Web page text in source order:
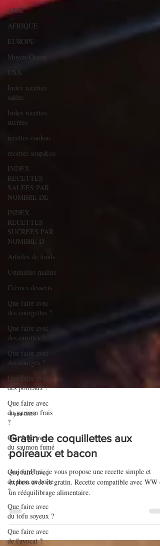
ASIE
AFRIQUE
EUROPE
Moyen-Orient
USA
Index recettes
salées
Index recettes
sucrées
recettes cookeo
recettes soup&co
INDEX
RECETTES
SALEES PAR
NOMBRE DE
INDEX
RECETTES
SUCREES PAR
NOMBRE D
Articles de fonds
Ustensiles malins
Crèmes desserts
Que faire avec
des courgettes ?
Que faire avec
des carottes ?
Que faire avec
des courges ?
Que faire avec
des poireaux ?
Que faire avec
du saumon frais
?
Que faire avec
du saumon fumé
?
Que faire avec
du thon en boîte
?
Que faire avec
du tofu soyeux ?
Que faire avec
de l'avocat ?
4 juin 2024
Gratin de coquillettes aux
poireaux et bacon
Aujourd'hui, je vous propose une recette simple et
express avec ce gratin. Recette compatible avec WW
un rééquilibrage alimentaire.